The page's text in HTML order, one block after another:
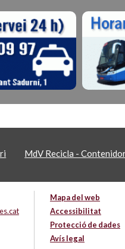
MdV Recicla -
Mapa del web
Accessibilitat
Protecció de dades
Avís legal